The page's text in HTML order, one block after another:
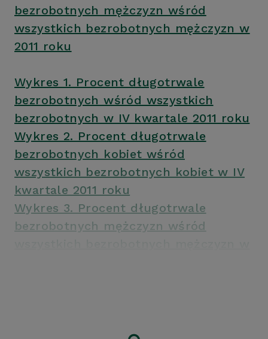
bezrobotnych mężczyzn wśród
wszystkich bezrobotnych mężczyzn w
2011 roku
Wykres 1. Procent długotrwale
bezrobotnych wśród wszystkich
bezrobotnych w IV kwartale 2011 roku
Wykres 2. Procent długotrwale
bezrobotnych kobiet wśród
wszystkich bezrobotnych kobiet w IV
kwartale 2011 roku
Wykres 3. Procent długotrwale
bezrobotnych mężczyzn wśród